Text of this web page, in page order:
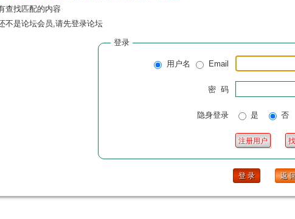
查找匹配的内容
不是论坛会员,请先登录论坛
登录
用户名 Email
密 码
隐身登录 是 否